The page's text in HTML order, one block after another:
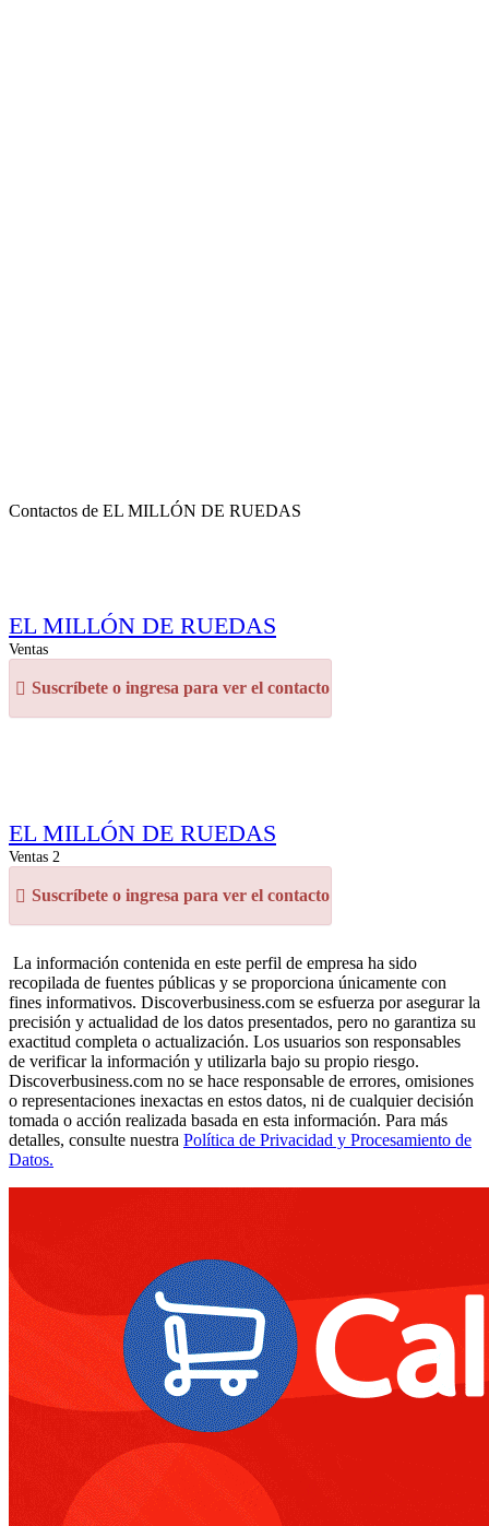
Contactos de EL MILLÓN DE RUEDAS
EL MILLÓN DE RUEDAS
Ventas
Suscríbete o ingresa para ver el contacto
EL MILLÓN DE RUEDAS
Ventas 2
Suscríbete o ingresa para ver el contacto
La información contenida en este perfil de empresa ha sido
recopilada de fuentes públicas y se proporciona únicamente con
fines informativos. Discoverbusiness.com se esfuerza por asegurar la
precisión y actualidad de los datos presentados, pero no garantiza su
exactitud completa o actualización. Los usuarios son responsables
de verificar la información y utilizarla bajo su propio riesgo.
Discoverbusiness.com no se hace responsable de errores, omisiones
o representaciones inexactas en estos datos, ni de cualquier decisión
tomada o acción realizada basada en esta información. Para más
detalles, consulte nuestra Política de Privacidad y Procesamiento de
Datos.